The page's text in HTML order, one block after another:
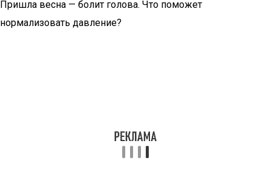
Пришла весна — болит голова. Что поможет
нормализовать давление?